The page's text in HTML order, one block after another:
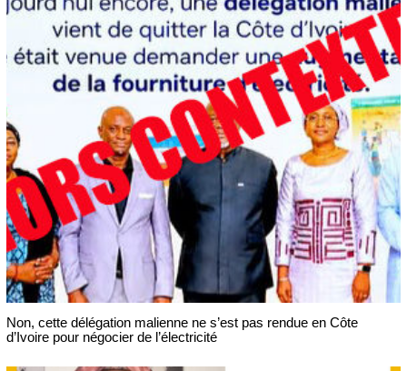
Non, cette délégation malienne ne s’est pas rendue en Côte
d’Ivoire pour négocier de l’électricité